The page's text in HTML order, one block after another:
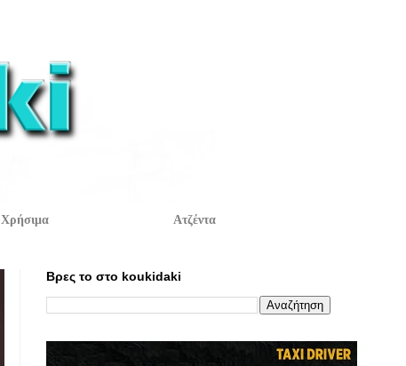
Χρήσιμα Ατζέντα
Βρες το στο koukidaki